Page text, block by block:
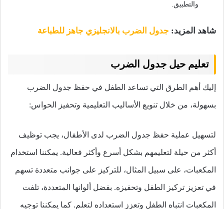
والتطبيق.
شاهد المزيد: جدول الضرب بالانجليزي جاهز للطباعة
تعليم حيل جدول الضرب
إليك أهم الطرق التي تساعد الطفل في حفظ جدول الضرب
بسهولة، من خلال تنويع الأساليب التعليمية وتحفيز الحواس:
لتسهيل عملية حفظ جدول الضرب لدى الأطفال، يجب توظيف
أكثر من حيلة لتعليمهم بشكل أسرع وأكثر فعالية. يمكننا استخدام
المكعبات، على سبيل المثال، للتركيز على جوانب متعددة تسهم
في تعزيز تركيز الطفل وتحفيزه. بفضل ألوانها المتعددة، تلفت
المكعبات انتباه الطفل وتعزز استعداده لتعلم. كما يمكننا توجيه